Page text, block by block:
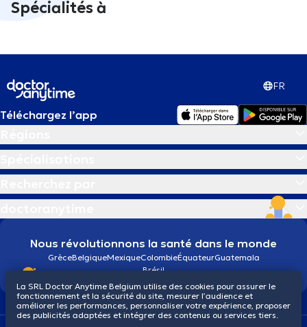
Spécialités à
FR
Téléchargez l’app
Nous révolutionnons la santé dans le monde
GrèceBelgiqueMexiqueColombieÉquateurGuatemala
Brésil
La SRL Doctor Anytime Belgium utilise des cookies pour assurer le
fonctionnement et la sécurité du site, mesurer l’audience et
améliorer les performances, personnaliser votre expérience, proposer
des publicités adaptées et intégrer des contenus ou services tiers.